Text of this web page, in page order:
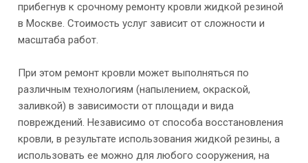
прибегнув к срочному ремонту кровли жидкой резиной
в Москве. Стоимость услуг зависит от сложности и
масштаба работ.
При этом ремонт кровли может выполняться по
различным технологиям (напылением, окраской,
заливкой) в зависимости от площади и вида
повреждений. Независимо от способа восстановления
кровли, в результате использования жидкой резины, а
использовать ее можно для любого сооружения, на